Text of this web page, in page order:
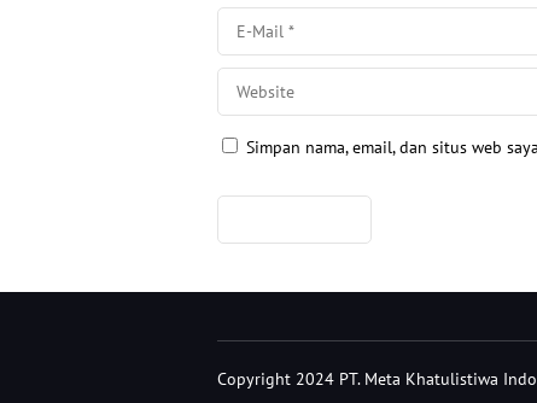
Simpan nama, email, dan situs web
Copyright 2024 PT. Meta Khatulistiwa